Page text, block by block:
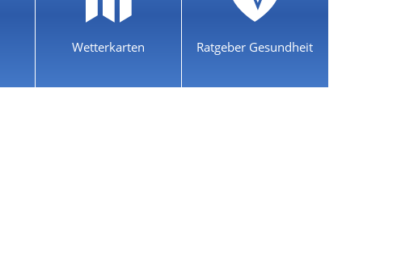
Wetterkarten Ratgeber Gesundheit